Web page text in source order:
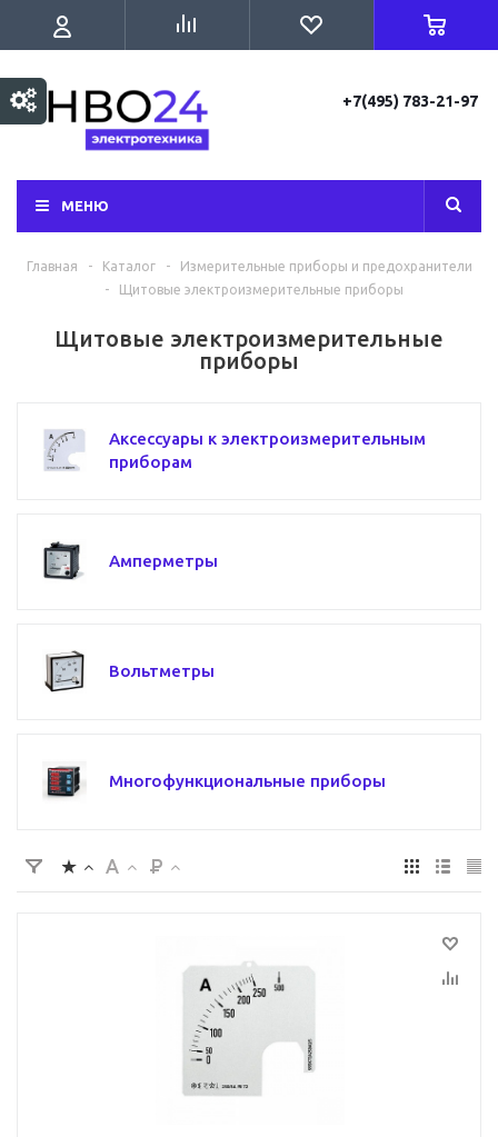
+7(495) 783-21-97
МЕНЮ
Главная - Каталог -
Измерительные приборы и предохранители
-
Щитовые электроизмерительные приборы
Щитовые электроизмерительные
приборы
Аксессуары к электроизмерительным
приборам
Амперметры
Вольтметры
Многофункциональные приборы